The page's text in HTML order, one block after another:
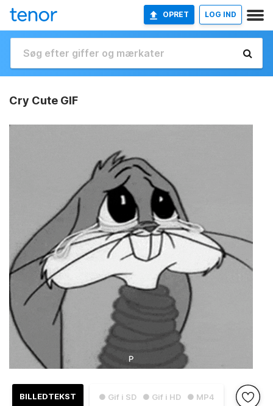
OPRET LOG IND
Cry Cute GIF
● Gif i SD ● Gif i HD ● MP4
BILLEDTEKST